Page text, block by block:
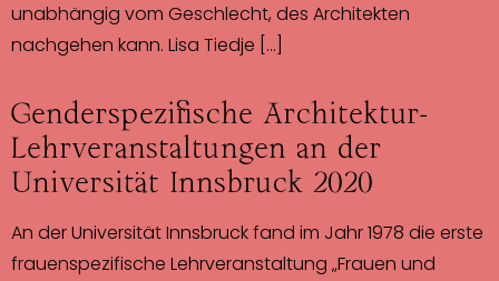
unabhängig vom Geschlecht, des Architekten
nachgehen kann. Lisa Tiedje […]
Genderspezifische Architektur-
Lehrveranstaltungen an der
Universität Innsbruck 2020
An der Universität Innsbruck fand im Jahr 1978 die erste
frauenspezifische Lehrveranstaltung „Frauen und